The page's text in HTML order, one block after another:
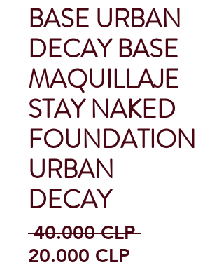
BASE URBAN
DECAY BASE
MAQUILLAJE
STAY NAKED
FOUNDATION
URBAN
DECAY
40.000 CLP Precio
20.000 CLP